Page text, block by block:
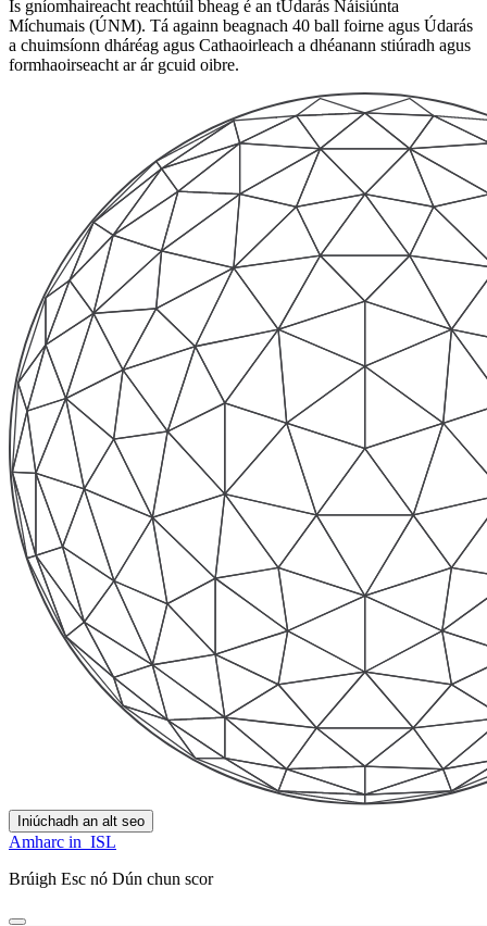
Is gníomhaireacht reachtúil bheag é an tÚdarás Náisiúnta
Míchumais (ÚNM). Tá againn beagnach 40 ball foirne agus Údarás
a chuimsíonn dháréag agus Cathaoirleach a dhéanann stiúradh agus
formhaoirseacht ar ár gcuid oibre.
Iniúchadh an alt seo
Amharc in ISL
Brúigh Esc nó Dún chun scor